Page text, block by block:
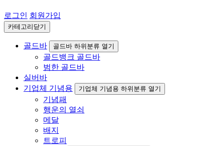
로그인 회원가입
카테고리닫기
골드바 골드바 하위분류 열기
골드뱅크 골드바
범한 골드바
실버바
기업체 기념용
기업체 기념용 하위분류 열기
기념패
행운의 열쇠
메달
배지
트로피